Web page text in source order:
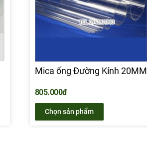
Mica ống Đường Kính 20MM
805.000đ
Chọn sản phẩm